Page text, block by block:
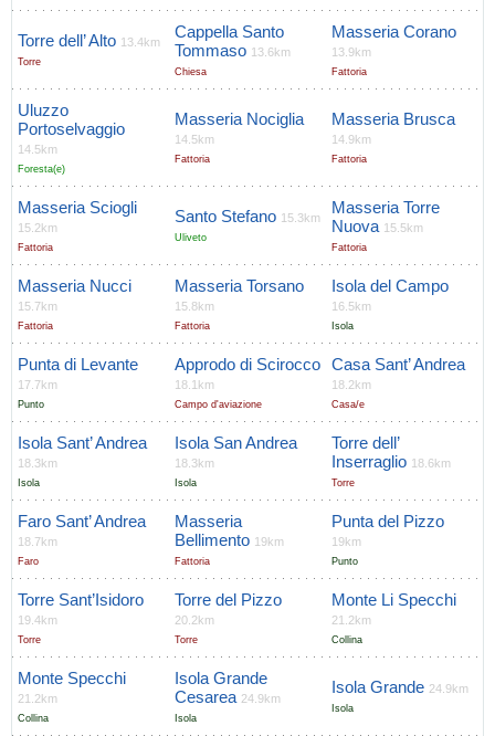
Torre dell’ Alto 13.4km
Torre
Cappella Santo
Tommaso 13.6km
Chiesa
Masseria Corano
13.9km
Fattoria
Uluzzo
Portoselvaggio
14.5km
Foresta(e)
Masseria Nociglia
14.5km
Fattoria
Masseria Brusca
14.9km
Fattoria
Masseria Sciogli
15.2km
Fattoria
Santo Stefano 15.3km
Uliveto
Masseria Torre
Nuova 15.5km
Fattoria
Masseria Nucci
15.7km
Fattoria
Masseria Torsano
15.8km
Fattoria
Isola del Campo
16.5km
Isola
Punta di Levante
17.7km
Punto
Approdo di Scirocco
18.1km
Campo d'aviazione
Casa Sant’ Andrea
18.2km
Casa/e
Isola Sant’ Andrea
18.3km
Isola
Isola San Andrea
18.3km
Isola
Torre dell’
Inserraglio 18.6km
Torre
Faro Sant’ Andrea
18.7km
Faro
Masseria
Bellimento 19km
Fattoria
Punta del Pizzo
19km
Punto
Torre Sant’Isidoro
19.4km
Torre
Torre del Pizzo
20.2km
Torre
Monte Li Specchi
21.2km
Collina
Monte Specchi
21.2km
Collina
Isola Grande
Cesarea 24.9km
Isola
Isola Grande 24.9km
Isola